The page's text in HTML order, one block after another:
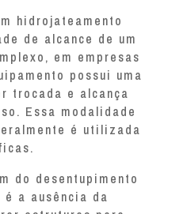
hidrojateamento
de alcance de um
em empresas
possui uma
trocada e alcança
Essa modalidade
é utilizada
do desentupimento
a ausência da